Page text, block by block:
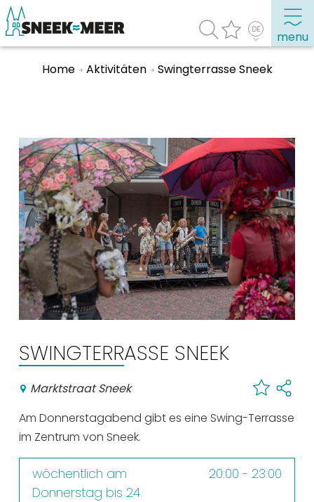
menu
Sneek besuchen
Highlights
Sehenswürdigkeiten
Sehen & Erleben
Essen, Trinken, Ausgehen
Wassersport
Übernachten
Einkaufen
Veranstaltungskalender
Stadtplan
VVV Sneek
Drahtloses Internet
Home Aktivitäten Swingterrasse Sneek
SWINGTERRASSE SNEEK
Marktstraat Sneek
Am Donnerstagabend gibt es eine Swing-Terrasse
im Zentrum von Sneek.
wöchentlich am
Donnerstag bis 24.
20:00 - 23:00